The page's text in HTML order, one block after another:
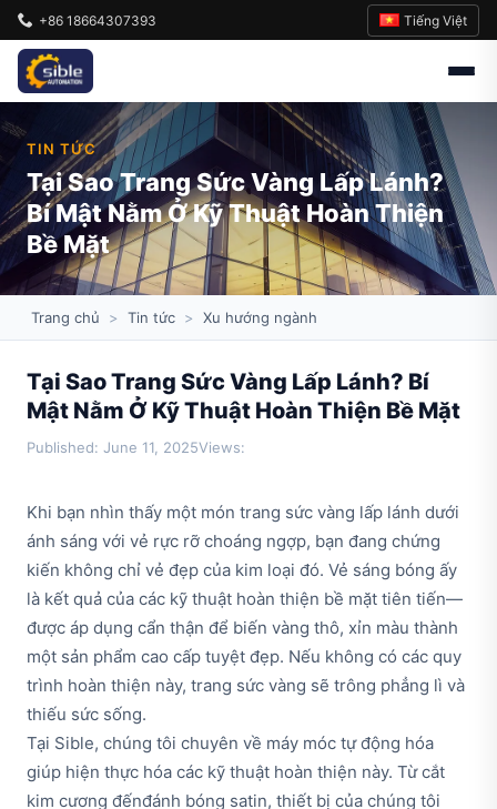
+86 18664307393 Tiếng Việt
TIN TỨC
Tại Sao Trang Sức Vàng Lấp Lánh?
Bí Mật Nằm Ở Kỹ Thuật Hoàn Thiện
Bề Mặt
Trang chủ > Tin tức > Xu hướng ngành
Tại Sao Trang Sức Vàng Lấp Lánh? Bí
Mật Nằm Ở Kỹ Thuật Hoàn Thiện Bề Mặt
Published: June 11, 2025Views:
Khi bạn nhìn thấy một món trang sức vàng lấp lánh dưới
ánh sáng với vẻ rực rỡ choáng ngợp, bạn đang chứng
kiến không chỉ vẻ đẹp của kim loại đó. Vẻ sáng bóng ấy
là kết quả của các kỹ thuật hoàn thiện bề mặt tiên tiến—
được áp dụng cẩn thận để biến vàng thô, xỉn màu thành
một sản phẩm cao cấp tuyệt đẹp. Nếu không có các quy
trình hoàn thiện này, trang sức vàng sẽ trông phẳng lì và
thiếu sức sống.
Tại Sible, chúng tôi chuyên về máy móc tự động hóa
giúp hiện thực hóa các kỹ thuật hoàn thiện này. Từ cắt
kim cương đếnđánh bóng satin, thiết bị của chúng tôi